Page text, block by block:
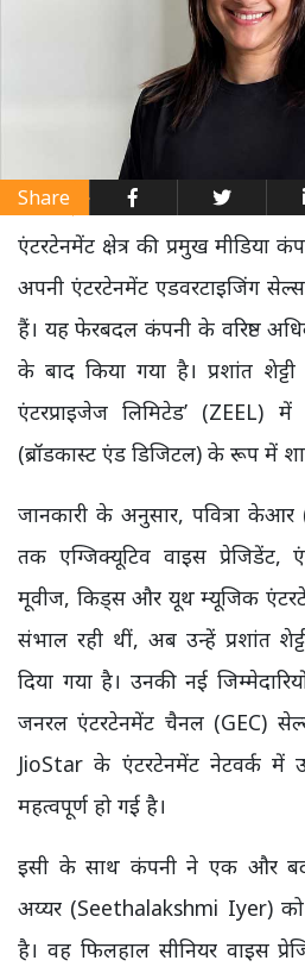
Share
एंटरटेनमेंट क्षेत्र की प्रमुख मीडिया
अपनी एंटरटेनमेंट एडवरटाइजिंग
हैं। यह फेरबदल कंपनी के वरिष्ठ
के बाद किया गया है। प्रशांत
एंटरप्राइजेज लिमिटेड’ (ZEEL)
(ब्रॉडकास्ट एंड डिजिटल) के रूप में
जानकारी के अनुसार, पवित्रा
तक एग्जिक्यूटिव वाइस प्रेजिडेंट,
मूवीज, किड्स और यूथ म्यूजिक
संभाल रही थीं, अब उन्हें प्रशांत
दिया गया है। उनकी नई
जनरल एंटरटेनमेंट चैनल (GEC)
JioStar के एंटरटेनमेंट नेटवर्क
महत्वपूर्ण हो गई है।
इसी के साथ कंपनी ने एक और
अय्यर (Seethalakshmi Iyer) को
है। वह फिलहाल सीनियर वाइस